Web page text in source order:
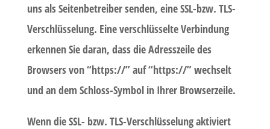
uns als Seitenbetreiber senden, eine SSL-bzw. TLS-
Verschlüsselung. Eine verschlüsselte Verbindung
erkennen Sie daran, dass die Adresszeile des
Browsers von “https://” auf “https://” wechselt
und an dem Schloss-Symbol in Ihrer Browserzeile.
Wenn die SSL- bzw. TLS-Verschlüsselung aktiviert